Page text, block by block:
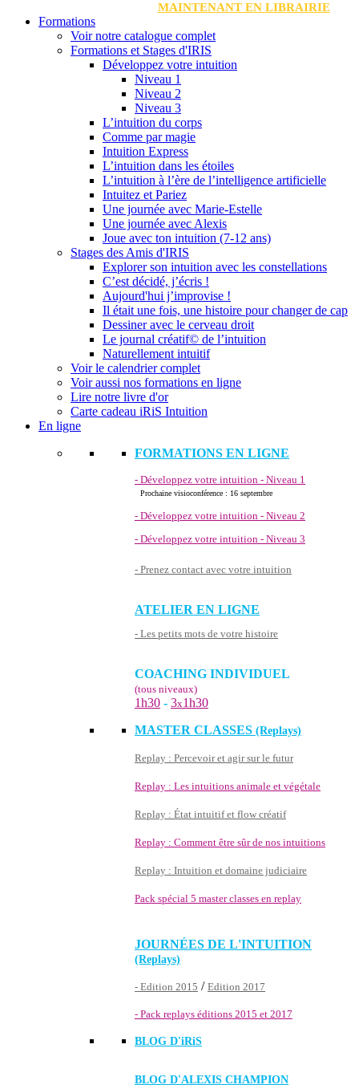
MAINTENANT EN LIBRAIRIE
Formations
Voir notre catalogue complet
Formations et Stages d'IRIS
Développez votre intuition
Niveau 1
Niveau 2
Niveau 3
L’intuition du corps
Comme par magie
Intuition Express
L’intuition dans les étoiles
L’intuition à l’ère de l’intelligence artificielle
Intuitez et Pariez
Une journée avec Marie-Estelle
Une journée avec Alexis
Joue avec ton intuition (7-12 ans)
Stages des Amis d'IRIS
Explorer son intuition avec les constellations
C’est décidé, j’écris !
Aujourd'hui j’improvise !
Il était une fois, une histoire pour changer de cap
Dessiner avec le cerveau droit
Le journal créatif© de l’intuition
Naturellement intuitif
Voir le calendrier complet
Voir aussi nos formations en ligne
Lire notre livre d'or
Carte cadeau iRiS Intuition
En ligne
FORMATIONS EN LIGNE
- Développez votre intuition - Niveau 1
Prochaine visioconférence : 16 septembre
- Développez votre intuition - Niveau 2
- Développez votre intuition - Niveau 3
- Prenez contact avec votre intuition
ATELIER EN LIGNE
- Les petits mots de votre histoire
COACHING INDIVIDUEL
(tous niveaux)
1h30 - 3x1h30
MASTER CLASSES (Replays)
Replay : Percevoir et agir sur le futur
Replay : Les intuitions animale et végétale
Replay : État intuitif et flow créatif
Replay : Comment être sûr de nos intuitions
Replay : Intuition et domaine judiciaire
Pack spécial 5 master classes en replay
JOURNÉES DE L'INTUITION
(Replays)
- Edition 2015 / Edition 2017
- Pack replays éditions 2015 et 2017
BLOG D'iRiS
BLOG D'ALEXIS CHAMPION